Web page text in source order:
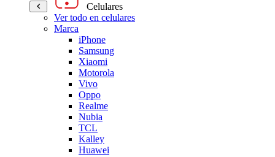
Celulares
Ver todo en celulares
Marca
iPhone
Samsung
Xiaomi
Motorola
Vivo
Oppo
Realme
Nubia
TCL
Kalley
Huawei